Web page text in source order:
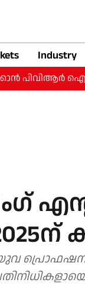
Industry
ഐനോക്‌സ്;
യുവ